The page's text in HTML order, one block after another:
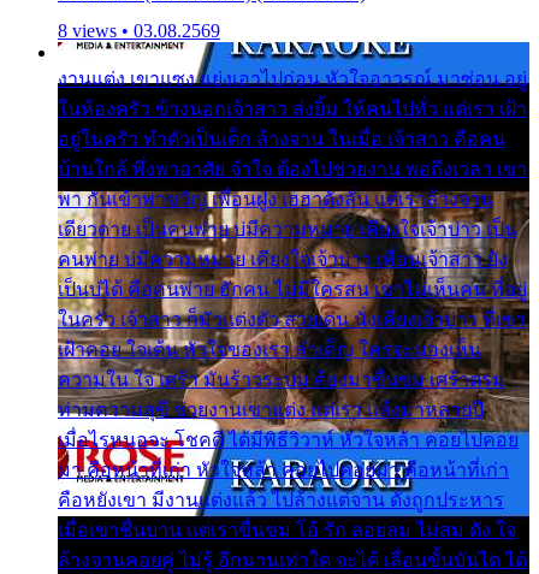
8 views • 03.08.2569
งานแต่ง เขาแซง แย่งเอาไปก่อน หัวใจอาวรณ์ มาซ่อน อยู่
ในห้องครัว ข้างนอกเจ้าสาว ส่งยิ้ม ให้คนไปทั่ว แต่เรา เฝ้า
อยู่ในครัว ทำตัวเป็นเด็ก ล้างจาน ในเมื่อ เจ้าสาว คือคน
บ้านใกล้ พึ่งพาอาศัย จำใจ ต้องไปช่วยงาน พอถึงเวลา เขา
พา กันเข้าพาขวัญ เพื่อนฝูง เฮฮาดังลั่น แต่เราล้างจาน
เดียวดาย เป็นคนพ่าย บ่มีความหมาย เคียงใจเจ้าบ่าว เป็น
คนพ่าย บ่มีความหมาย เคียงใจเจ้าบ่าว เพื่อนเจ้าสาว ยัง
เป็นบ่ได้ คือคนพ่าย ฮักคน ไม่มีใครสน เขาไม่เห็นคน ที่อยู่
ในครัว เจ้าสาว ก็มัวแต่งตัว สวยเด่น นั่งเคียงเจ้าบ่าว ที่เขา
เฝ้าคอย ใจเต้น หัวใจของเรา ลำเค็ญ ใครจะมองเห็น
ความใน ใจ เศร้า มันร้าวระบม ต้องมาขื่นขม เศร้าตรม
ท่ามความสุขี ช่วยงานเขาแต่ง แต่เรา แล้งมาหลายปี
เมื่อไรหนอจะ โชคดี ได้มีพิธีวิวาห์ หัวใจหล้า คอยไปคอย
มา คือหน้าที่เก่า หัวใจหล้า คอยไปคอยมา คือหน้าที่เก่า
คือหยังเขา มีงานแต่งแล้ว ไปล้างแต่จาน ดั่งถูกประหาร
เมื่อเขาชื่นบาน แต่เราขื่นขม โอ้ รัก ลอยลม ไม่สม ดัง ใจ
ล้างจานคอยคู่ ไม่รู้ อีกนานเท่าใด จะได้ เลื่อนขั้นบันได ได้